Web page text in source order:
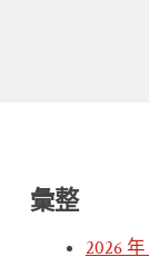
彙整
2026 年